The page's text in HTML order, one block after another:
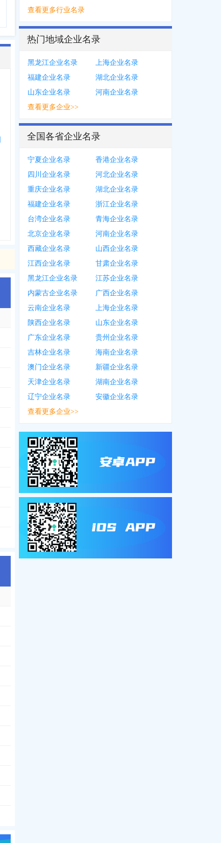
查看更多行业名录
热门地域企业名录
黑龙江企业名录
上海企业名录
福建企业名录
湖北企业名录
山东企业名录
河南企业名录
查看更多企业>>
全国各省企业名录
宁夏企业名录
香港企业名录
四川企业名录
河北企业名录
重庆企业名录
湖北企业名录
福建企业名录
浙江企业名录
台湾企业名录
青海企业名录
北京企业名录
河南企业名录
西藏企业名录
山西企业名录
江西企业名录
甘肃企业名录
黑龙江企业名录
江苏企业名录
内蒙古企业名录
广西企业名录
云南企业名录
上海企业名录
陕西企业名录
山东企业名录
广东企业名录
贵州企业名录
吉林企业名录
海南企业名录
澳门企业名录
新疆企业名录
天津企业名录
湖南企业名录
辽宁企业名录
安徽企业名录
查看更多企业>>